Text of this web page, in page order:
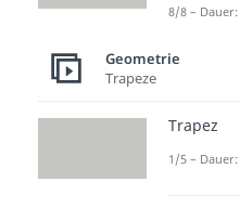
sehen
8/8 – Dauer:
Geometrie
Trapeze
Trapez
1/5 – Dauer: